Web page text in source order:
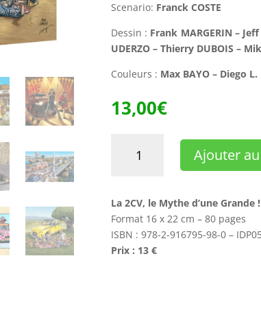
Scenario: Franck COSTE
Dessin : Frank MARGERIN –
UDERZO – Thierry DUBOIS –
Couleurs : Max BAYO – Diego L.
13,00€
LE
MYTHE
D'UNE
GRANDE
Ajouter
La 2CV, le Mythe d’une Grande !
Format 16 x 22 cm – 80 pages
ISBN : 978-2-916795-98-0 –
Prix : 13 €